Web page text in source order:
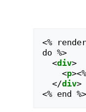
<%
do %>
<div>
<p><
</div>
<